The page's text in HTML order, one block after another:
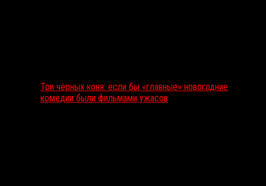
Три чёрных коня: если бы «главные» новогодние
комедии были фильмами ужасов